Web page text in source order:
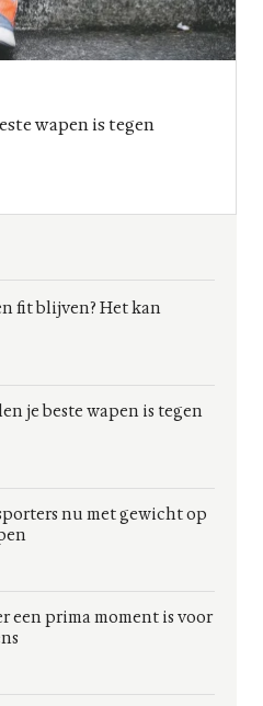
wapen is tegen
fit blijven? Het kan
je beste wapen is tegen
nu met gewicht op
een prima moment is voor